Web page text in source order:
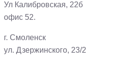
Ул Калибровская, 22б
офис 52.
г. Смоленск
ул. Дзержинского, 23/2